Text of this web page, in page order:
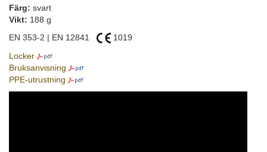
Färg: svart
Vikt: 188 g
EN 353-2 | EN 12841
1019
Locker
Bruksanvisning
PPE-utrustning